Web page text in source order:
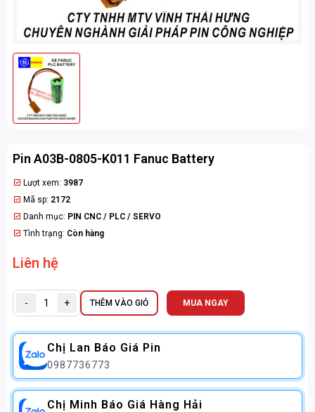
Pin A03B-0805-K011 Fanuc Battery
Lượt xem: 3987
Mã sp: 2172
Danh mục: PIN CNC / PLC / SERVO
Tình trạng: Còn hàng
Liên hệ
- + THÊM VÀO GIỎ MUA NGAY
Chị Lan Báo Giá Pin
0987736773
Chị Minh Báo Giá Hàng Hải